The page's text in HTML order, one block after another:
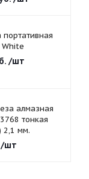
White
/шт
алмазная
тонкая
2,1 мм.
/шт